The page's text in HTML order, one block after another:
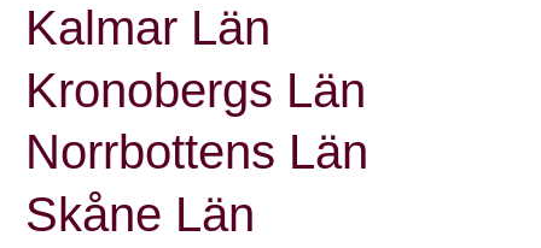
Kalmar Län
Kronobergs Län
Norrbottens Län
Skåne Län